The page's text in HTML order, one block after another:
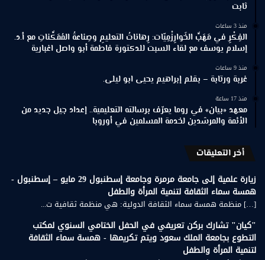
ثابت
منذ 3 ساعات
الفِكْرِ في مَهَبِّ الخَوارِزْمِيّات: رِهاناتُ التعليمِ وصِناعةُ المُمَكِّناتِ مع أ.د.
إسلام يوسف مع لقاء السبت للدكتورة فاطمة أبو واصل اغبارية
منذ 9 ساعات
غربة ورتابة – بقلم إبراهيم يحيى ابو ليلى.
منذ 17 ساعة
معهد «بيان» في روما يعرّف برسالته التعليمية.. إعداد جيل جديد من
الأئمة والمرشدين لخدمة المسلمين في أوروبا
أخر التعليقات
زيارة علمية إلى جامعة مرمرة وجامعة إسطنبول 29 مايو – إسطنبول -
همسة سماء الثقافة لتنمية المرأة والطفل
[…] منظمة همسة سماء الثقافة الدولية: هي منظمة ثقافية ت...
"كيان" تشارك بركن تعريفي في الحفل الختامي السنوي لمكتب
التطوع بجامعة الملك سعود ويتم تكريمها - همسة سماء الثقافة
لتنمية المرأة والطفل